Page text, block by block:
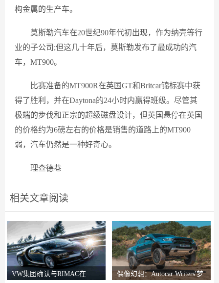
构金属的生产车。
莫斯勒汽车在20世纪90年代初出现，作为纳壳等行
业的子公司;但这几十年后，莫斯勒发布了最成功的汽
车，MT900。
比赛准备的MT900R在英国GT和Britcar锦标赛中获
得了胜利，并在Daytona的24小时内赢得班级。尽管其
极端的步伐和正宗的超级磁盘设计，但英国悬停在英国
的价格约为6磅左右的价格是销售的道路上的MT900
弱，汽车仍然是一种好奇心。
理查德巷
相关文章阅读
VW集团确认与RIMAC在
偶像幻想：Autocar Writers'梦